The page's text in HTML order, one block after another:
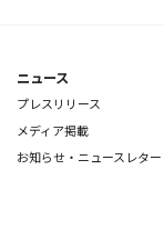
ニュース
プレスリリース
メディア掲載
お知らせ・ニュースレター